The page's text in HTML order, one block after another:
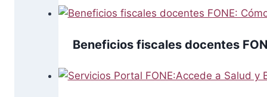
Beneficios fiscales docentes